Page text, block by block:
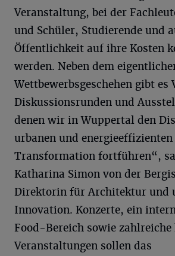
Veranstaltung, bei der
und Schüler, Studierende und
Öffentlichkeit auf ihre Kosten
werden. Neben dem
Wettbewerbsgeschehen gibt es
Diskussionsrunden und
denen wir in Wuppertal den
urbanen und energieeffizienten
Transformation fortführen“,
Katharina Simon von der
Direktorin für Architektur und
Innovation. Konzerte, ein
Food-Bereich sowie
Veranstaltungen sollen das